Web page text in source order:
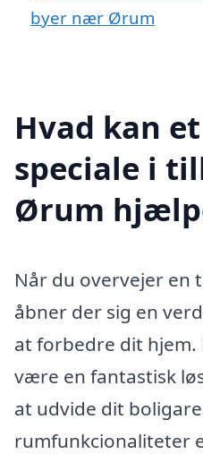
byer nær Ørum
Hvad kan
speciale i
Ørum
Når du overvejer en
åbner der sig en
at forbedre dit hjem.
være en fantastisk
at udvide dit
rumfunkcionaliteter